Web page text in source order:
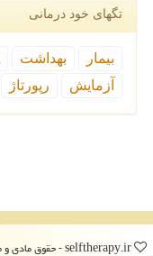
تگهای خود درمانی
بیمار بهداشت
آزمایش
رپورتاژ